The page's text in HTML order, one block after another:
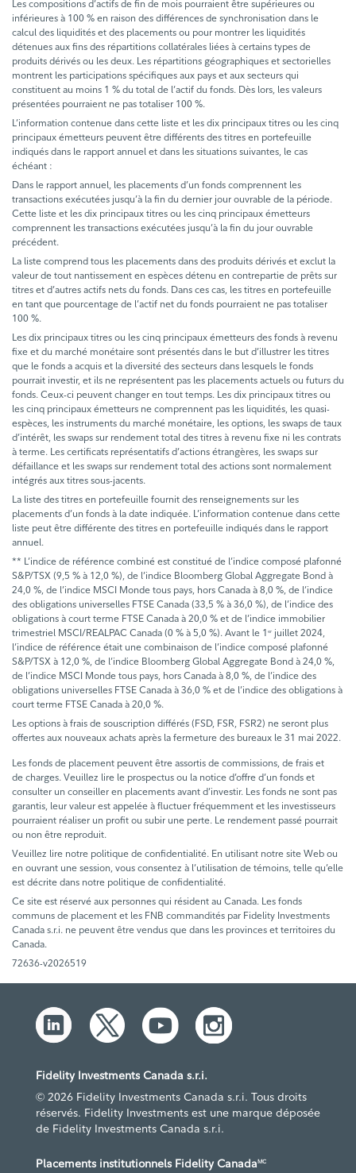
Les compositions d’actifs de fin de mois pourraient être supérieures ou
inférieures à 100 % en raison des différences de synchronisation dans le
calcul des liquidités et des placements ou pour montrer les liquidités
détenues aux fins des répartitions collatérales liées à certains types de
produits dérivés ou les deux. Les répartitions géographiques et sectorielles
montrent les participations spécifiques aux pays et aux secteurs qui
constituent au moins 1 % du total de l’actif du fonds. Dès lors, les valeurs
présentées pourraient ne pas totaliser 100 %.
L’information contenue dans cette liste et les dix principaux titres ou les cinq
principaux émetteurs peuvent être différents des titres en portefeuille
indiqués dans le rapport annuel et dans les situations suivantes, le cas
échéant :
Dans le rapport annuel, les placements d’un fonds comprennent les
transactions exécutées jusqu’à la fin du dernier jour ouvrable de la période.
Cette liste et les dix principaux titres ou les cinq principaux émetteurs
comprennent les transactions exécutées jusqu’à la fin du jour ouvrable
précédent.
La liste comprend tous les placements dans des produits dérivés et exclut la
valeur de tout nantissement en espèces détenu en contrepartie de prêts sur
titres et d’autres actifs nets du fonds. Dans ces cas, les titres en portefeuille
en tant que pourcentage de l’actif net du fonds pourraient ne pas totaliser
100 %.
Les dix principaux titres ou les cinq principaux émetteurs des fonds à revenu
fixe et du marché monétaire sont présentés dans le but d’illustrer les titres
que le fonds a acquis et la diversité des secteurs dans lesquels le fonds
pourrait investir, et ils ne représentent pas les placements actuels ou futurs du
fonds. Ceux-ci peuvent changer en tout temps. Les dix principaux titres ou
les cinq principaux émetteurs ne comprennent pas les liquidités, les quasi-
espèces, les instruments du marché monétaire, les options, les swaps de taux
d’intérêt, les swaps sur rendement total des titres à revenu fixe ni les contrats
à terme. Les certificats représentatifs d’actions étrangères, les swaps sur
défaillance et les swaps sur rendement total des actions sont normalement
intégrés aux titres sous-jacents.
La liste des titres en portefeuille fournit des renseignements sur les
placements d’un fonds à la date indiquée. L’information contenue dans cette
liste peut être différente des titres en portefeuille indiqués dans le rapport
annuel.
** L’indice de référence combiné est constitué de l’indice composé plafonné
S&P/TSX (9,5 % à 12,0 %), de l’indice Bloomberg Global Aggregate Bond à
24,0 %, de l’indice MSCI Monde tous pays, hors Canada à 8,0 %, de l’indice
des obligations universelles FTSE Canada (33,5 % à 36,0 %), de l’indice des
obligations à court terme FTSE Canada à 20,0 % et de l’indice immobilier
trimestriel MSCI/REALPAC Canada (0 % à 5,0 %). Avant le 1 er juillet 2024,
l’indice de référence était une combinaison de l’indice composé plafonné
S&P/TSX à 12,0 %, de l’indice Bloomberg Global Aggregate Bond à 24,0 %,
de l’indice MSCI Monde tous pays, hors Canada à 8,0 %, de l’indice des
obligations universelles FTSE Canada à 36,0 % et de l’indice des obligations à
court terme FTSE Canada à 20,0 %.
Les options à frais de souscription différés (FSD, FSR, FSR2) ne seront plus
offertes aux nouveaux achats après la fermeture des bureaux le 31 mai 2022.
Les fonds de placement peuvent être assortis de commissions, de frais et
de charges. Veuillez lire le prospectus ou la notice d’offre d’un fonds et
consulter un conseiller en placements avant d’investir. Les fonds ne sont pas
garantis, leur valeur est appelée à fluctuer fréquemment et les investisseurs
pourraient réaliser un profit ou subir une perte. Le rendement passé pourrait
ou non être reproduit.
Veuillez lire notre politique de confidentialité. En utilisant notre site Web ou
en ouvrant une session, vous consentez à l’utilisation de témoins, telle qu’elle
est décrite dans notre politique de confidentialité.
Ce site est réservé aux personnes qui résident au Canada. Les fonds
communs de placement et les FNB commandités par Fidelity Investments
Canada s.r.i. ne peuvent être vendus que dans les provinces et territoires du
Canada.
72636-v2026519
Fidelity Investments Canada s.r.i.
© 2026 Fidelity Investments Canada s.r.i. Tous droits
réservés. Fidelity Investments est une marque déposée
de Fidelity Investments Canada s.r.i.
Placements institutionnels Fidelity CanadaMC